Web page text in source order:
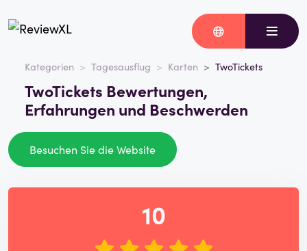
Kategorien Tagesausflug Karten TwoTickets
TwoTickets Bewertungen,
Erfahrungen und Beschwerden
Besuchen Sie die Website
10